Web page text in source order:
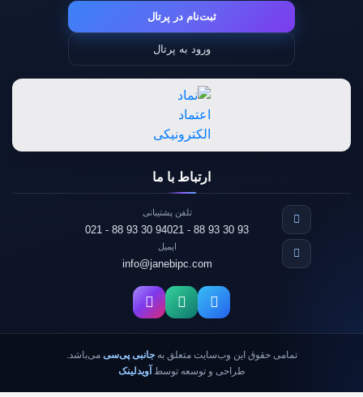
ثبت‌نام در پرتال
ورود به پرتال
ارتباط با ما
تلفن پشتیبانی
021 - 88 93 30 93
021 - 88 93 30 94
ایمیل
info@janebipc.com
تمامی حقوق این وب‌سایت متعلق بهجانبی پی‌سی می‌باشد.
طراحی و توسعه توسط آویدلینک